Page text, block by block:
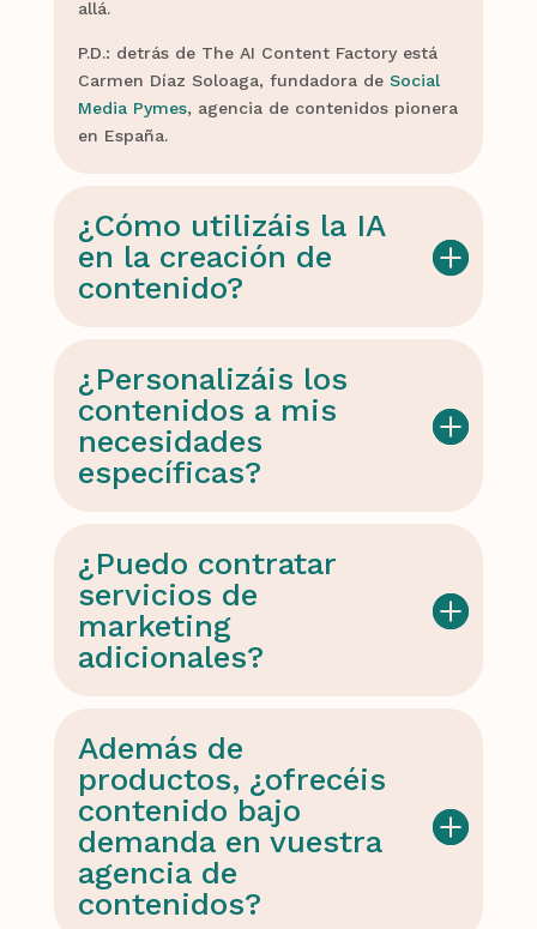
allá.
P.D.: detrás de The AI Content Factory está
Carmen Díaz Soloaga, fundadora de Social
Media Pymes, agencia de contenidos pionera
en España.
¿Cómo utilizáis la IA
en la creación de
contenido?
¿Personalizáis los
contenidos a mis
necesidades
específicas?
¿Puedo contratar
servicios de
marketing
adicionales?
Además de
productos, ¿ofrecéis
contenido bajo
demanda en vuestra
agencia de
contenidos?